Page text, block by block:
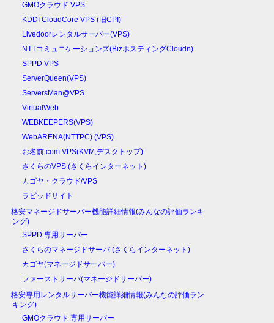
GMOクラウド VPS
KDDI CloudCore VPS (旧CPI)
Livedoorレンタルサーバー(VPS)
NTTコミュニケーションズ(BizホスティングCloudn)
SPPD VPS
ServerQueen(VPS)
ServersMan@VPS
VirtualWeb
WEBKEEPERS(VPS)
WebARENA(NTTPC) (VPS)
お名前.com VPS(KVM,デスクトップ)
さくらのVPS (さくらインターネット)
カゴヤ・クラウド/VPS
ラピッドサイト
格安マネージドサーバー機能詳細情報(みんなの評価ランキ
ング)
SPPD 専用サーバー
さくらのマネージドサーバ (さくらインターネット)
カゴヤ(マネージドサーバー)
ファーストサーバ(マネージドサーバー)
格安専用レンタルサーバー機能詳細情報(みんなの評価ラン
キング)
GMOクラウド 専用サーバー